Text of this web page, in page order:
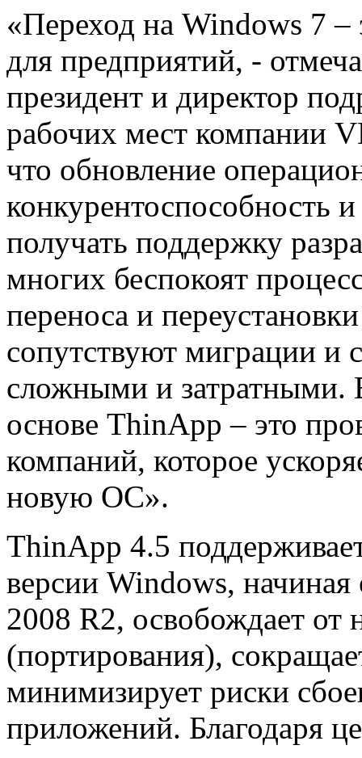
«Переход на Windows 7 –
для предприятий, -
президент и директор
рабочих мест компании
что обновление
конкурентоспособность
получать поддержку
многих беспокоят
переноса и
сопутствуют миграции и
сложными и затратными.
основе ThinApp – это
компаний, которое
новую ОС».
ThinApp 4.5
версии Windows,
2008 R2, освобождает от
(портирования),
минимизирует риски
приложений. Благодаря